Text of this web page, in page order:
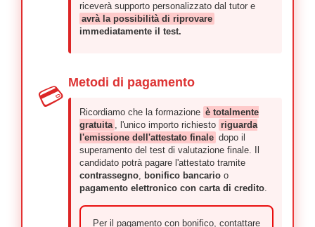
riceverà supporto personalizzato dal tutor e
avrà la possibilità di riprovare
immediatamente il test.
💳
Metodi di pagamento
Ricordiamo che la formazione è totalmente
gratuita , l'unico importo richiesto riguarda
l'emissione dell'attestato finale dopo il
superamento del test di valutazione finale. Il
candidato potrà pagare l'attestato tramite
contrassegno, bonifico bancario o
pagamento elettronico con carta di credito.
Per il pagamento con bonifico, contattare